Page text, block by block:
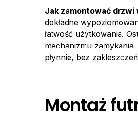
Jak zamontować drzwi
dokładne
łatwość użytkowania.
mechanizmu
płynnie, bez
Montaż